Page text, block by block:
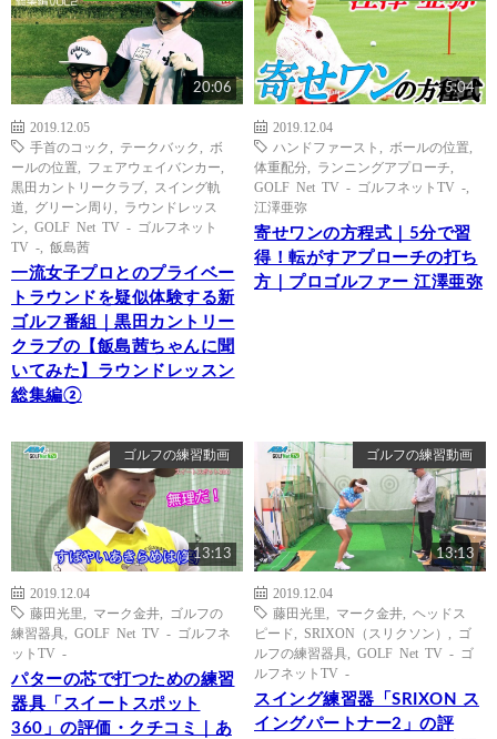
20:06
2019.12.05
手首のコック
テークバック
ボ
ールの位置
フェアウェイバンカー
黒田カントリークラブ
スイング軌
道
グリーン周り
ラウンドレッス
ン
GOLF Net TV - ゴルフネット
TV -
飯島茜
一流女子プロとのプライベー
トラウンドを疑似体験する新
ゴルフ番組｜黒田カントリー
クラブの【飯島茜ちゃんに聞
いてみた】ラウンドレッスン
総集編②
5:04
2019.12.04
ハンドファースト
ボールの位置
体重配分
ランニングアプローチ
GOLF Net TV - ゴルフネットTV -
江澤亜弥
寄せワンの方程式｜5分で習
得！転がすアプローチの打ち
方｜プロゴルファー 江澤亜弥
ゴルフの練習動画
13:13
2019.12.04
藤田光里
マーク金井
ゴルフの
練習器具
GOLF Net TV - ゴルフネ
ットTV -
パターの芯で打つための練習
器具「スイートスポット
360」の評価・クチコミ｜あ
ゴルフの練習動画
13:13
2019.12.04
藤田光里
マーク金井
ヘッドス
ピード
SRIXON（スリクソン）
ゴ
ルフの練習器具
GOLF Net TV - ゴ
ルフネットTV -
スイング練習器「SRIXON ス
イングパートナー2」の評